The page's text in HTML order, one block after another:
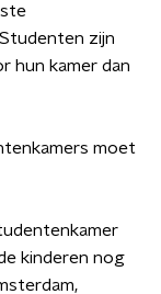
zijn
hun kamer dan
moet
kinderen nog